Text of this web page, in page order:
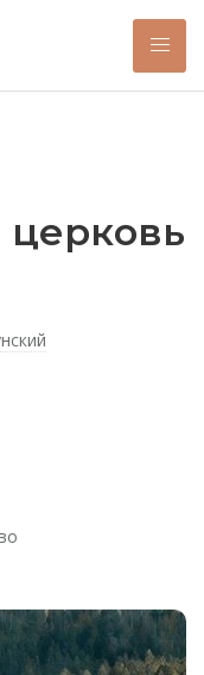
церковь